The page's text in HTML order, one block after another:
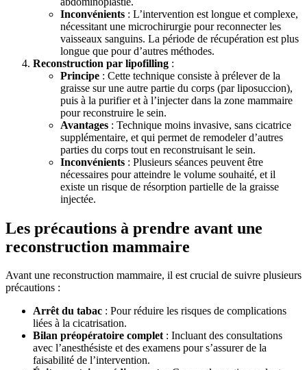
Inconvénients : L’intervention est longue et complexe,
nécessitant une microchirurgie pour reconnecter les
vaisseaux sanguins. La période de récupération est plus
longue que pour d’autres méthodes.
Reconstruction par lipofilling :
Principe : Cette technique consiste à prélever de la
graisse sur une autre partie du corps (par liposuccion),
puis à la purifier et à l’injecter dans la zone mammaire
pour reconstruire le sein.
Avantages : Technique moins invasive, sans cicatrice
supplémentaire, et qui permet de remodeler d’autres
parties du corps tout en reconstruisant le sein.
Inconvénients : Plusieurs séances peuvent être
nécessaires pour atteindre le volume souhaité, et il
existe un risque de résorption partielle de la graisse
injectée.
Les précautions à prendre avant une
reconstruction mammaire
Avant une reconstruction mammaire, il est crucial de suivre plusieurs
précautions :
Arrêt du tabac : Pour réduire les risques de complications
liées à la cicatrisation.
Bilan préopératoire complet: Incluant des consultations
avec l’anesthésiste et des examens pour s’assurer de la
faisabilité de l’intervention.